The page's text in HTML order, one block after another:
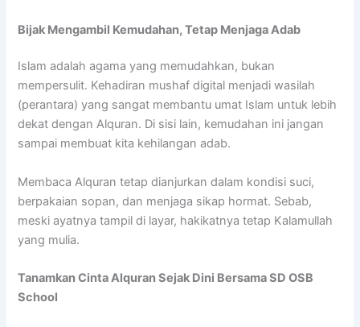
Bijak Mengambil Kemudahan, Tetap Menjaga Adab
Islam adalah agama yang memudahkan, bukan
mempersulit. Kehadiran mushaf digital menjadi wasilah
(perantara) yang sangat membantu umat Islam untuk lebih
dekat dengan Alquran. Di sisi lain, kemudahan ini jangan
sampai membuat kita kehilangan adab.
Membaca Alquran tetap dianjurkan dalam kondisi suci,
berpakaian sopan, dan menjaga sikap hormat. Sebab,
meski ayatnya tampil di layar, hakikatnya tetap Kalamullah
yang mulia.
Tanamkan Cinta Alquran Sejak Dini Bersama SD OSB
School